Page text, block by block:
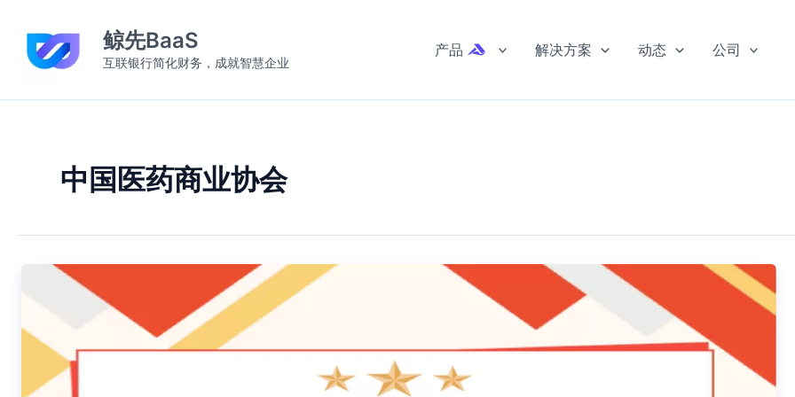
鲸先BaaS
互联银行简化财务，成就智慧企业
产品 解决方案 动态 公司
中国医药商业协会